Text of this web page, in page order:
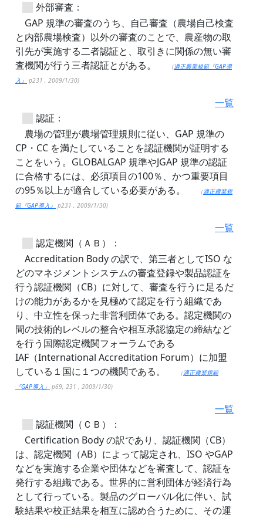
外部審査：
GAP 規準の審査のうち、自己審査（農場自己検査
と内部農場検査）以外の審査のことで、農産物の取
引先が実施する二者認証と、取引きに関係の無い審
査機関が行う三者認証とがある。
（適正農業規範『GAP導
入』 p231 , 2009/1/30)
一覧
認証：
農場の管理が農場管理規則に従い、GAP 規準の
CP・CC を満たしていることを認証機関が証明する
ことをいう。GLOBALGAP 規準やJGAP 規準の認証
に合格するには、必須項目の100％、かつ重要項目
の95％以上が適合している必要がある。
（適正農業規
範『GAP導入』 p231 , 2009/1/30)
一覧
認定機関（ＡＢ）：
Accreditation Body の訳で、第三者としてISO な
どのマネジメントシステムの審査登録や製品認証を
行う認証機関（CB）に対して、審査を行うに足るだ
けの能力があるかを見極めて認定を行う組織であ
り、中立性を保った非営利団体である。認定機関の
間の技術的レベルの整合や相互承認協定の締結など
を行う国際認定機関フォーラムである
IAF（International Accreditation Forum）に加盟
している１国に１つの機関である。
（適正農業規範
『GAP導入』 p69, 231 , 2009/1/30)
一覧
認証機関（ＣＢ）：
Certification Body の訳であり、認証機関（CB）
は、認定機関（AB）によって認定され、ISO やGAP
などを実施する企業や団体などを審査して、認証を
発行する組織である。世界的に営利団体が経済行為
として行っている。製品のグローバル化に伴い、試
験結果や校正結果を相互に認め合うために、その運